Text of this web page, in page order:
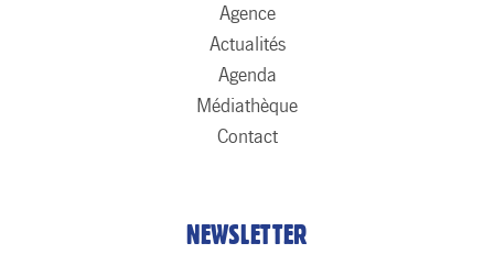
Agence
Actualités
Agenda
Médiathèque
Contact
NEWSLETTER